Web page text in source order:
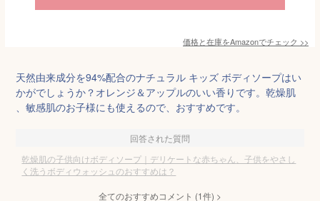
価格と在庫をAmazonでチェック >>
天然由来成分を94%配合のナチュラル キッズ ボディソープはい
かがでしょうか？オレンジ＆アップルのいい香りです。乾燥肌
、敏感肌のお子様にも使えるので、おすすめです。
回答された質問
乾燥肌の子供向けボディソープ｜デリケートな赤ちゃん、子供をやさし
く洗うボディウォッシュのおすすめは？
全てのおすすめコメント (1件) >